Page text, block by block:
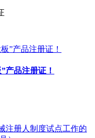
产品注册证！